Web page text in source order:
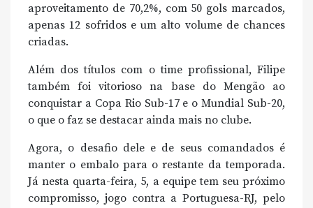
aproveitamento de 70,2%, com 50 gols marcados,
apenas 12 sofridos e um alto volume de chances
criadas.
Além dos títulos com o time profissional, Filipe
também foi vitorioso na base do Mengão ao
conquistar a Copa Rio Sub-17 e o Mundial Sub-20,
o que o faz se destacar ainda mais no clube.
Agora, o desafio dele e de seus comandados é
manter o embalo para o restante da temporada.
Já nesta quarta-feira, 5, a equipe tem seu próximo
compromisso, jogo contra a Portuguesa-RJ, pelo